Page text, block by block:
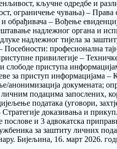
кључне одредбе и
ограничење чувања) –
обрађивача – Вођење
надлежног органа и
надлежног тијела за
Посебности: професионална
привилегије –
приступа
за приступ
анонимизација докумената;
личним подацима запослених,
података (уговори,
доказивања и
послове и 3 адвокатска
за заштиту личних
Бијељина, 16. март 2026.